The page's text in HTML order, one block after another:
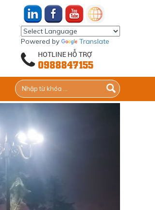
Powered by Translate
HOTLINE HỖ TRỢ
0988847155